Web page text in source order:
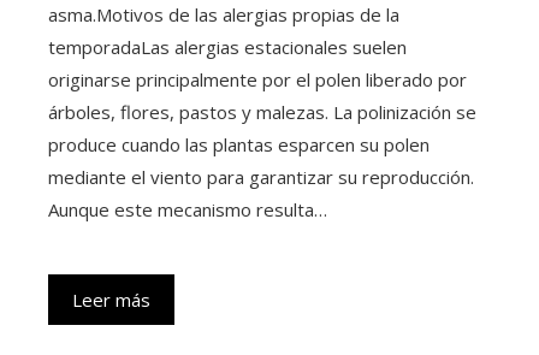
asma.Motivos de las alergias propias de la
temporadaLas alergias estacionales suelen
originarse principalmente por el polen liberado por
árboles, flores, pastos y malezas. La polinización se
produce cuando las plantas esparcen su polen
mediante el viento para garantizar su reproducción.
Aunque este mecanismo resulta…
Leer más